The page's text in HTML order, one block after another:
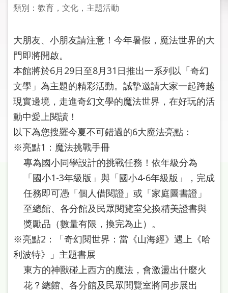
於
市
圖
線
上
申
請
常
見
加
入
市
圖
類別：教育，文化，主題活動
大朋友、小朋友請注意！今年暑假，魔法世界的大
門即將開啟。
本館將於6月29日至8月31日推出一系列以「奇幻
文學」為主題的精彩活動。誠摯邀請大家一起跨越
現實邊境，走進奇幻文學的魔法世界，在好玩的活
動中愛上閱讀！
以下為您搜羅今夏不可錯過的6大魔法亮點：
※亮點1：魔法挑戰手冊
專為國小同學設計的挑戰任務！依年級分為
「國小1-3年級版」與「國小4-6年級版」，完成
任務即可憑「個人借閱證」或「家庭圖書證」
至總館、各分館及民眾閱覽室兌換精美證書與
獎勵品（數量有限，換完為止）。
※亮點2：「奇幻閱世界：當《山海經》遇上《哈
利波特》」主題書展
東方的神獸碰上西方的魔法，會激盪出什麼火
花？總館、各分館及民眾閱覽室將同步展出